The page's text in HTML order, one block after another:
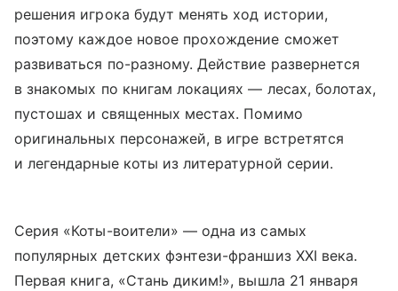
решения игрока будут менять ход истории,
поэтому каждое новое прохождение сможет
развиваться по-разному. Действие развернется
в знакомых по книгам локациях — лесах, болотах,
пустошах и священных местах. Помимо
оригинальных персонажей, в игре встретятся
и легендарные коты из литературной серии.
Серия «Коты-воители» — одна из самых
популярных детских фэнтези-франшиз XXI века.
Первая книга, «Стань диким!», вышла 21 января